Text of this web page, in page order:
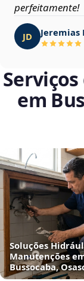
perfeitamente!
JD Jeremias
em
Soluções
Manutenções
Bussocaba,